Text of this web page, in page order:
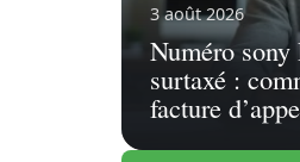
3 août 2026
Numéro
surtaxé :
facture